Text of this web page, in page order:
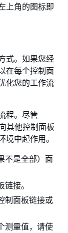
上角的图标即
式。如果您经
在每个控制面
化您的工作流
程。尽管
其他控制面板
中起作用。
不是全部）面
接。
制面板链接或
测量值，请使